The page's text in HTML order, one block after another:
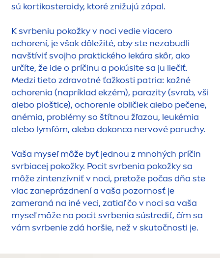
sú kortikosteroidy, ktoré znižujú zápal.
K svrbeniu pokožky v noci vedie viacero
ochorení, je však dôležité, aby ste nezabudli
navštíviť svojho praktického lekára skôr, ako
určíte, že ide o príčinu a pokúsite sa ju liečiť.
Medzi tieto zdravotné ťažkosti patria: kožné
ochorenia (napríklad ekzém), parazity (svrab, vši
alebo ploštice), ochorenie obličiek alebo pečene,
anémia, problémy so štítnou žľazou, leukémia
alebo lymfóm, alebo dokonca nervové poruchy.
Vaša myseľ môže byť jednou z mnohých príčin
svrbiacej pokožky. Pocit svrbenia pokožky sa
môže zintenzívniť v noci, pretože počas dňa ste
viac zaneprázdnení a vaša pozornosť je
zameraná na iné veci, zatiaľ čo v noci sa vaša
myseľ môže na pocit svrbenia sústrediť, čím sa
vám svrbenie zdá horšie, než v skutočnosti je.